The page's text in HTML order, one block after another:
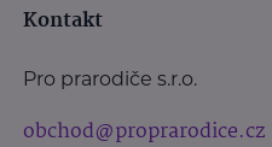
Kontakt
Pro prarodiče s.r.o.
obchod@proprarodice.cz